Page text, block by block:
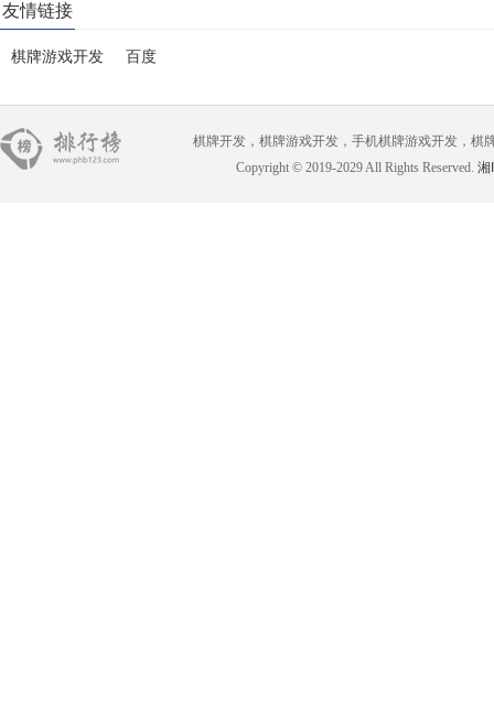
友情链接
棋牌游戏开发 百度
棋牌开发，棋牌游戏开发，手机棋牌游戏开发，棋
Copyright © 2019-2029 All Rights Reserved. 湘